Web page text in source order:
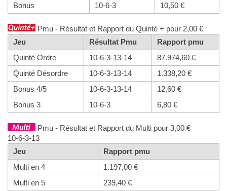
Bonus
10-6-3 10,50 €
Pmu - Résultat et Rapport du Quinté + pour 2,00 €
Jeu
Résultat Pmu
Rapport pmu
Quinté Ordre
10-6-3-13-14
87.974,60 €
Quinté Désordre
10-6-3-13-14
1.338,20 €
Bonus 4/5
10-6-3-13-14
12,60 €
Bonus 3
10-6-3 6,80 €
Pmu - Résultat et Rapport du Multi pour 3,00 €
10-6-3-13
Jeu
Rapport pmu
Multi en 4
1.197,00 €
Multi en 5
239,40 €